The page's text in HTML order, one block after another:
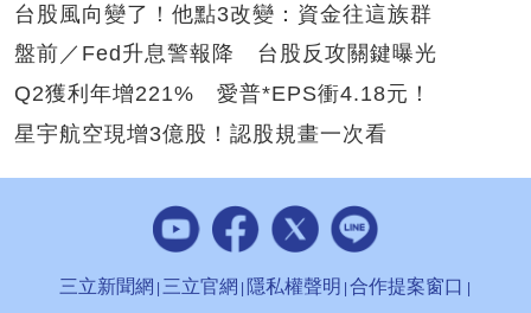
台股風向變了！他點3改變：資金往這族群
盤前／Fed升息警報降 台股反攻關鍵曝光
Q2獲利年增221% 愛普*EPS衝4.18元！
星宇航空現增3億股！認股規畫一次看
三立新聞網 三立官網 隱私權聲明 合作提案窗口